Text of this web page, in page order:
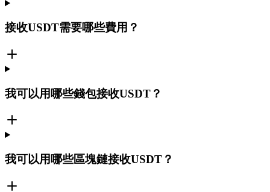
接收USDT需要哪些費用？
我可以用哪些錢包接收USDT？
我可以用哪些區塊鏈接收USDT？